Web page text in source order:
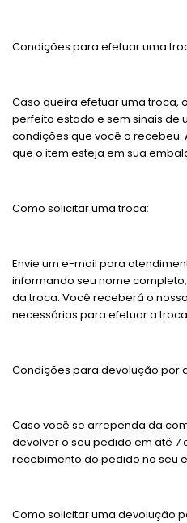
Condições para efetuar uma
Caso queira efetuar uma troca,
perfeito estado e sem sinais de
condições que você o recebeu.
que o item esteja em sua
Como solicitar uma troca:
Envie um e-mail para
informando seu nome
da troca. Você receberá o
necessárias para efetuar a
Condições para devolução por
Caso você se arrependa da
devolver o seu pedido em até 7
recebimento do pedido no seu
Como solicitar uma devolução